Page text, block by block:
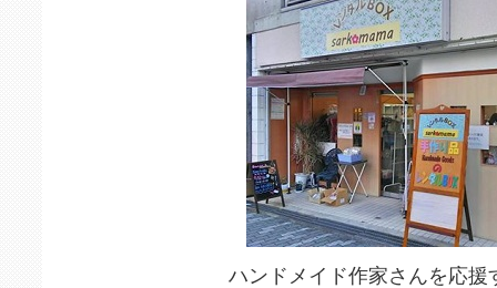
ハンドメイド作家さんを応援